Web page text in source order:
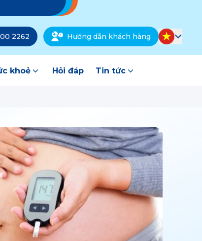
2262 Hướng dẫn khách hàng
khoẻ Hỏi đáp Tin tức